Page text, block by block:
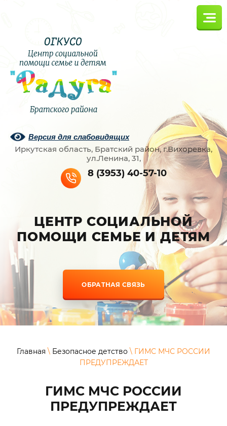
Версия для слабовидящих
Иркутская область, Братский район, г.Вихоревка,
ул.Ленина, 31,
8 (3953) 40-57-10
ЦЕНТР СОЦИАЛЬНОЙ
ПОМОЩИ СЕМЬЕ И ДЕТЯМ
ОБРАТНАЯ СВЯЗЬ
Главная \ Безопасное детство \ ГИМС МЧС РОССИИ
ПРЕДУПРЕЖДАЕТ
ГИМС МЧС РОССИИ
ПРЕДУПРЕЖДАЕТ